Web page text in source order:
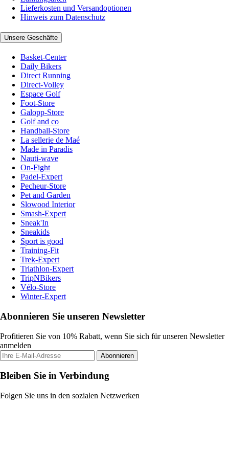
Lieferkosten und Versandoptionen
Hinweis zum Datenschutz
Unsere Geschäfte
Basket-Center
Daily Bikers
Direct Running
Direct-Volley
Espace Golf
Foot-Store
Galopp-Store
Golf and co
Handball-Store
La sellerie de Maé
Made in Paradis
Nauti-wave
On-Fight
Padel-Expert
Pecheur-Store
Pet and Garden
Slowood Interior
Smash-Expert
Sneak'In
Sneakids
Sport is good
Training-Fit
Trek-Expert
Triathlon-Expert
TripNBikers
Vélo-Store
Winter-Expert
Abonnieren Sie unseren Newsletter
Profitieren Sie von 10% Rabatt, wenn Sie sich für unseren Newsletter
anmelden
Abonnieren
Bleiben Sie in Verbindung
Folgen Sie uns in den sozialen Netzwerken